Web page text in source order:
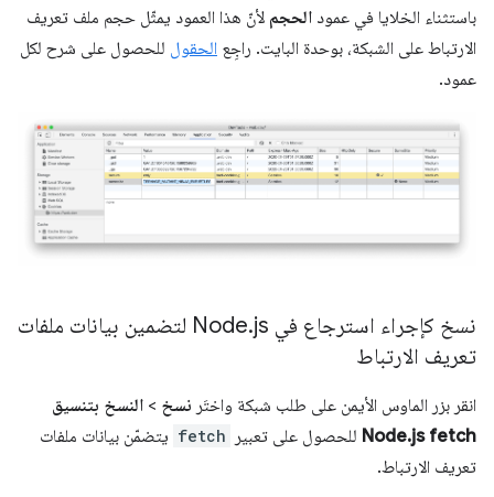
باستثناء الخلايا في عمود الحجم لأنّ هذا العمود يمثّل حجم ملف تعريف
الارتباط على الشبكة، بوحدة البايت. راجِع الحقول للحصول على شرح لكل
عمود.
نسخ كإجراء استرجاع في Node .
js لتضمين بيانات ملفات
تعريف الارتباط
انقر بزر الماوس الأيمن على طلب شبكة واختَر نسخ > النسخ بتنسيق
Node.js fetch للحصول على تعبير fetch يتضمّن بيانات ملفات
تعريف الارتباط.